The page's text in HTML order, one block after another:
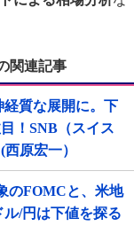
関連記事
経質な展開に。下
！SNB（スイス
原宏一）
のFOMCと、米地
/円は下値を探る